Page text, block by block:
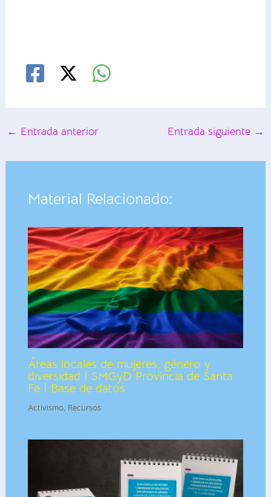
← Entrada anterior Entrada siguiente →
Material Relacionado:
Áreas locales de mujeres, género y
diversidad | SMGyD Provincia de Santa
Fe | Base de datos
Activismo, Recursos